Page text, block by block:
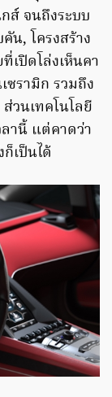
ส์ จนถึงระบบ
น, โครงสร้าง
เปิดโล่งเห็นคา
ซรามิก รวมถึง
วนเทคโนโลยี
ลานี้ แต่คาดว่า
เป็นได้